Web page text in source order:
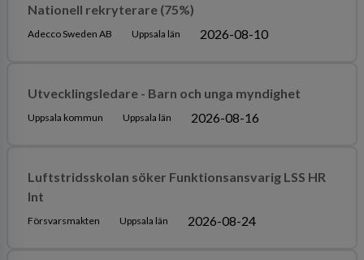
Nationell rekryterare (75%)
Adecco Sweden AB Uppsala län 2026-08-10
Utvecklingsledare - Barn och unga myndighet
Uppsala kommun Uppsala län 2026-08-16
Luftstridsskolan söker Funktionsansvarig LSS HR
Int
Försvarsmakten Uppsala län 2026-08-24